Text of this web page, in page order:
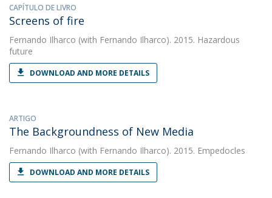
CAPÍTULO DE LIVRO
Screens of fire
Fernando Ilharco (with Fernando Ilharco). 2015. Hazardous
future
DOWNLOAD AND MORE DETAILS
ARTIGO
The Backgroundness of New Media
Fernando Ilharco (with Fernando Ilharco). 2015. Empedocles
DOWNLOAD AND MORE DETAILS